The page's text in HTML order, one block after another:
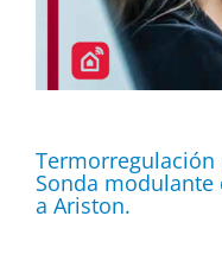
Termorregulación
Sonda
a Ariston.